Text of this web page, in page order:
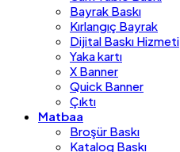
Bayrak Baskı
Kırlangıç Bayrak
Dijital Baskı Hizmeti
Yaka kartı
X Banner
Quick Banner
Çıktı
Matbaa
Broşür Baskı
Katalog Baskı